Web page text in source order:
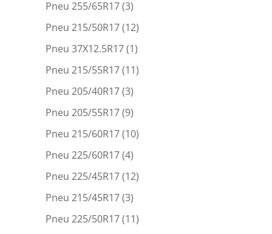
Pneu 255/65R17(3)
Pneu 215/50R17(12)
Pneu 37X12.5R17(1)
Pneu 215/55R17(11)
Pneu 205/40R17(3)
Pneu 205/55R17(9)
Pneu 215/60R17(10)
Pneu 225/60R17(4)
Pneu 225/45R17(12)
Pneu 215/45R17(3)
Pneu 225/50R17(11)